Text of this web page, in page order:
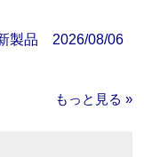
製品 2026/08/06
もっと見る »